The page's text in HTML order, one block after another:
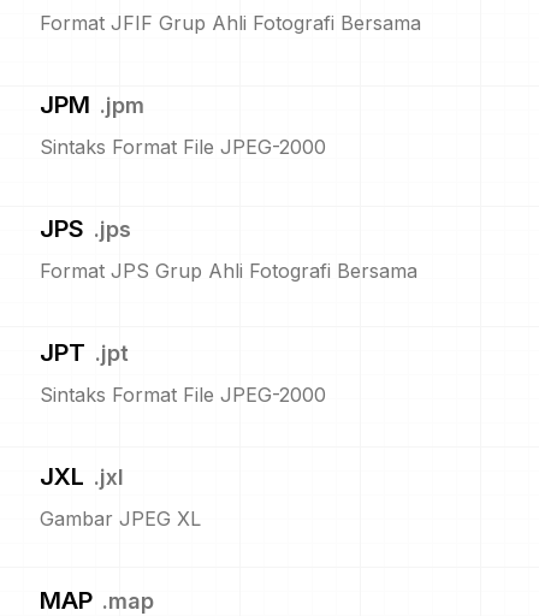
Format JFIF Grup Ahli Fotografi Bersama
JPM .jpm
Sintaks Format File JPEG-2000
JPS .jps
Format JPS Grup Ahli Fotografi Bersama
JPT .jpt
Sintaks Format File JPEG-2000
JXL .jxl
Gambar JPEG XL
MAP .map